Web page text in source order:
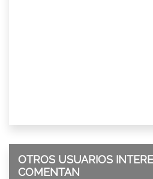
OTROS USUARIOS
COMENTAN